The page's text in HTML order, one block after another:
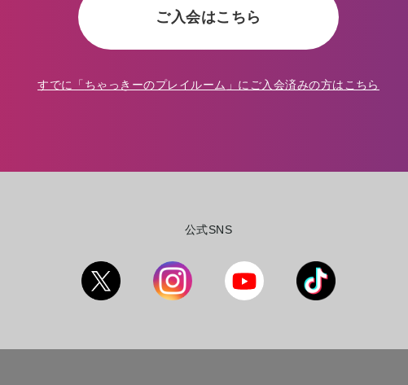
ご入会はこちら
すでに「 ちゃっきーのプレイルーム 」にご入会済みの方はこちら
公式SNS